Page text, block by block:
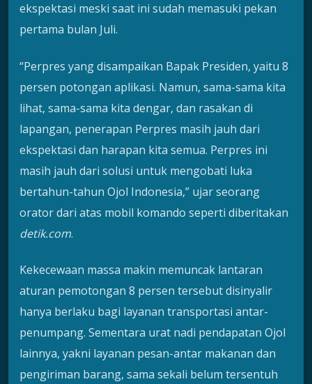
ekspektasi meski saat ini sudah memasuki pekan
pertama bulan Juli.
“Perpres yang disampaikan Bapak Presiden, yaitu 8
persen potongan aplikasi. Namun, sama-sama kita
lihat, sama-sama kita dengar, dan rasakan di
lapangan, penerapan Perpres masih jauh dari
ekspektasi dan harapan kita semua. Perpres ini
masih jauh dari solusi untuk mengobati luka
bertahun-tahun Ojol Indonesia,” ujar seorang
orator dari atas mobil komando seperti diberitakan
detik.com.
Kekecewaan massa makin memuncak lantaran
aturan pemotongan 8 persen tersebut disinyalir
hanya berlaku bagi layanan transportasi antar-
penumpang. Sementara urat nadi pendapatan Ojol
lainnya, yakni layanan pesan-antar makanan dan
pengiriman barang, sama sekali belum tersentuh